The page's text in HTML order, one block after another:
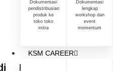
Dokumentasi
pendistribusian
produk ke
toko toko
mitra
Dokumentasi
lengkap
workshop dan
event
momentum
KSM CAREER
Reseller Tissue